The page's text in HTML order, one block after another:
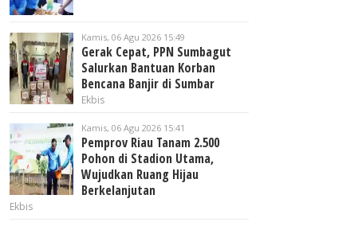
Kamis, 06 Agu 2026 15:49
Gerak Cepat, PPN Sumbagut
Salurkan Bantuan Korban
Bencana Banjir di Sumbar
Ekbis
Kamis, 06 Agu 2026 15:41
Pemprov Riau Tanam 2.500
Pohon di Stadion Utama,
Wujudkan Ruang Hijau
Berkelanjutan
Ekbis